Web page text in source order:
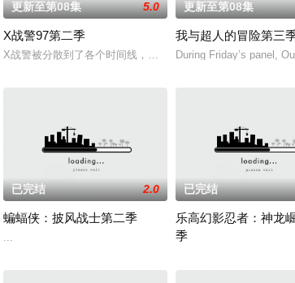
更新至第08集 5.0
X战警97第二季
X战警被分散到了各个时间线，从过去，到未来，而他们将
更新至第08集
我与超人的冒险第三
During Friday’s panel,
已完结 2.0
蝙蝠侠：披风战士第二季
...
已完结
乐高幻影忍者：神龙
季